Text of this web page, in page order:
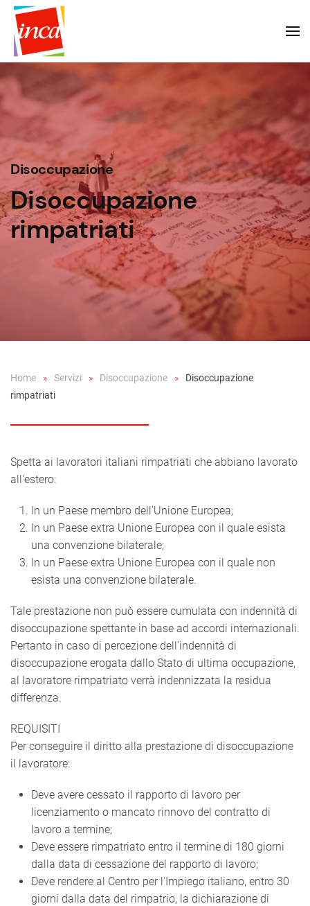
Disoccupazione
Disoccupazione
rimpatriati
Home Servizi Disoccupazione
Disoccupazione
rimpatriati
Spetta ai lavoratori italiani rimpatriati che abbiano lavorato
all'estero:
In un Paese membro dell'Unione Europea;
In un Paese extra Unione Europea con il quale esista
una convenzione bilaterale;
In un Paese extra Unione Europea con il quale non
esista una convenzione bilaterale.
Tale prestazione non può essere cumulata con indennità di
disoccupazione spettante in base ad accordi internazionali.
Pertanto in caso di percezione dell'indennità di
disoccupazione erogata dallo Stato di ultima occupazione,
al lavoratore rimpatriato verrà indennizzata la residua
differenza.
REQUISITI
Per conseguire il diritto alla prestazione di disoccupazione
il lavoratore:
Deve avere cessato il rapporto di lavoro per
licenziamento o mancato rinnovo del contratto di
lavoro a termine;
Deve essere rimpatriato entro il termine di 180 giorni
dalla data di cessazione del rapporto di lavoro;
Deve rendere al Centro per l'Impiego italiano, entro 30
giorni dalla data del rimpatrio, la dichiarazione di